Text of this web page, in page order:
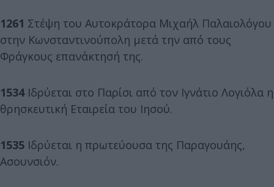
1261 Στέψη του Αυτοκράτορα Μιχαήλ Παλαιολόγου
στην Κωνσταντινούπολη μετά την από τους
Φράγκους επανάκτησή της.
1534 Ιδρύεται στο Παρίσι από τον Ιγνάτιο Λογιόλα η
θρησκευτική Εταιρεία του Ιησού.
1535 Ιδρύεται η πρωτεύουσα της Παραγουάης,
Ασουνσιόν.